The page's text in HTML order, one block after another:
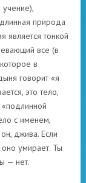
природа
является тонкой
все (в
в
говорит «я
это тело,
с именем,
джива. Если
умирает. Ты
— нет.